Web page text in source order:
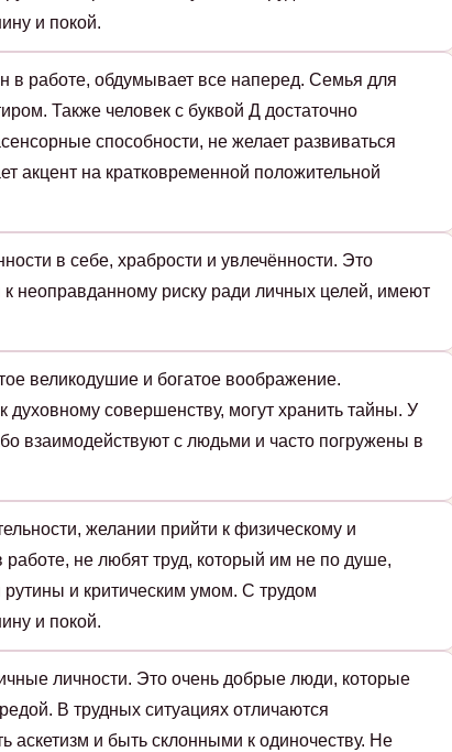
и покой.
в работе, обдумывает все наперед. Семья для
Также человек с буквой Д достаточно
способности, не желает развиваться
акцент на кратковременной положительной
в себе, храбрости и увлечённости. Это
неоправданному риску ради личных целей, имеют
великодушие и богатое воображение.
совершенству, могут хранить тайны. У
взаимодействуют с людьми и часто погружены в
желании прийти к физическому и
не любят труд, который им не по душе,
и критическим умом. С трудом
и покой.
личности. Это очень добрые люди, которые
В трудных ситуациях отличаются
аскетизм и быть склонными к одиночеству. Не